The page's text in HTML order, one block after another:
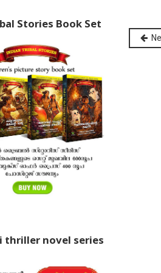
Stories Book Set
thriller novel series